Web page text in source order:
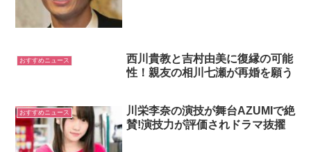
おすすめニュース
西川貴教と吉村由美に復縁の可能
性！親友の相川七瀬が再婚を願う
おすすめニュース
川栄李奈の演技が舞台AZUMIで絶
賛!演技力が評価されドラマ抜擢